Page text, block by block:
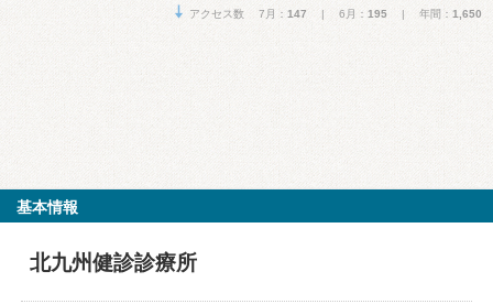
アクセス数 7月： 147 | 6月： 195 | 年間： 1,650
基本情報
北九州健診診療所